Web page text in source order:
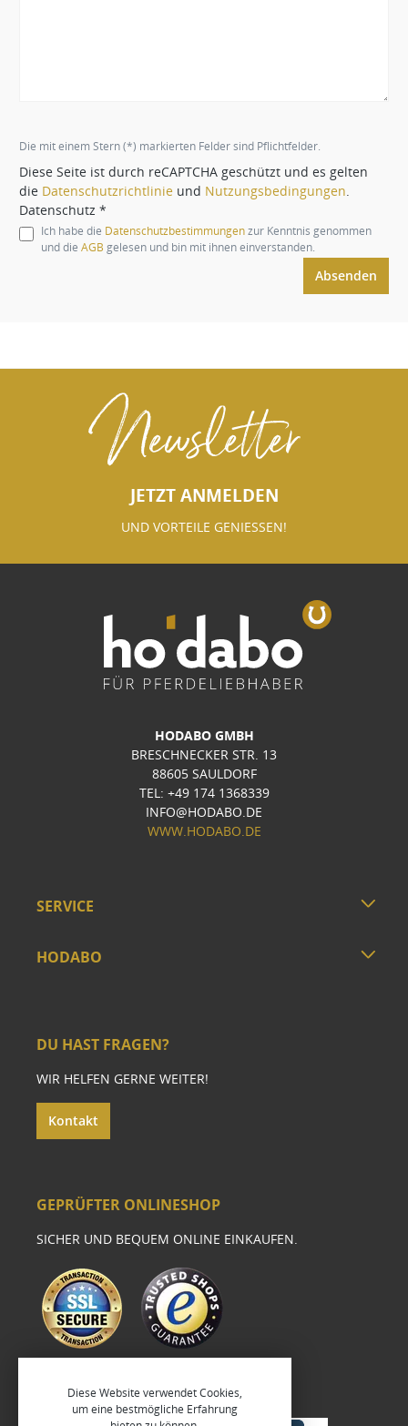
Die mit einem Stern (*) markierten Felder sind Pflichtfelder.
Diese Seite ist durch reCAPTCHA geschützt und es gelten
die Datenschutzrichtlinie und Nutzungsbedingungen.
Datenschutz *
Ich habe die Datenschutzbestimmungenzur Kenntnis genommen
und die AGB gelesen und bin mit ihnen einverstanden.
Absenden
Newsletter
JETZT ANMELDEN
UND VORTEILE GENIESSEN!
HODABO GMBH
BRESCHNECKER STR. 13
88605 SAULDORF
TEL: +49 174 1368339
INFO@HODABO.DE
WWW.HODABO.DE
SERVICE
HODABO
DU HAST FRAGEN?
WIR HELFEN GERNE WEITER!
Kontakt
GEPRÜFTER ONLINESHOP
SICHER UND BEQUEM ONLINE EINKAUFEN.
Diese Website verwendet Cookies,
um eine bestmögliche Erfahrung